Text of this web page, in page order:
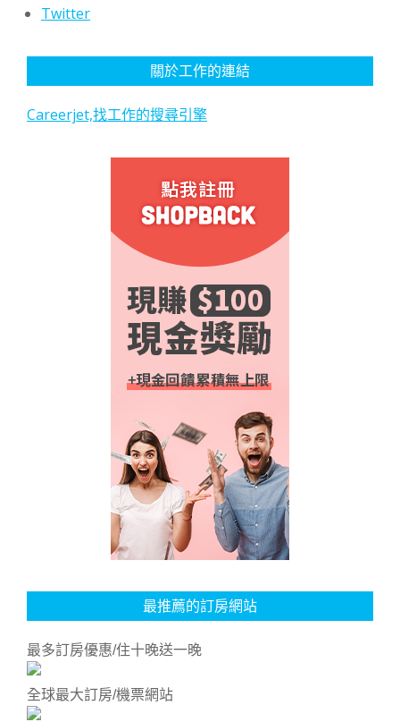
Twitter
關於工作的連結
Careerjet,找工作的搜尋引擎
最推薦的訂房網站
最多訂房優惠/住十晚送一晚
全球最大訂房/機票網站